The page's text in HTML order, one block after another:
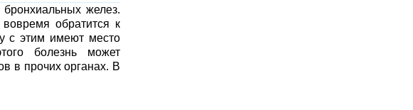
бронхиальных желез.
обратится к
с этим имеют место
болезнь может
в прочих органах. В